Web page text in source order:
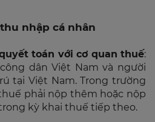
nhập cá nhân
toán với cơ quan thuế:
dân Việt Nam và người
tại Việt Nam. Trong trường
phải nộp thêm hoặc nộp
kỳ khai thuế tiếp theo.